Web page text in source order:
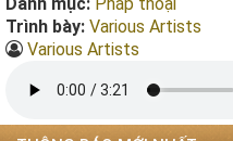
Trình bày: Various Artists
Various Artists